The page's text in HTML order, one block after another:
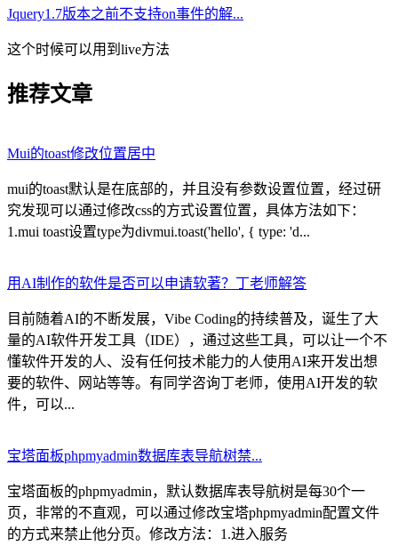
Jquery1.7版本之前不支持on事件的解...
这个时候可以用到live方法
推荐文章
Mui的toast修改位置居中
mui的toast默认是在底部的，并且没有参数设置位置，经过研
究发现可以通过修改css的方式设置位置，具体方法如下：
1.mui toast设置type为divmui.toast('hello', { type: 'd...
用AI制作的软件是否可以申请软著？丁老师解答
目前随着AI的不断发展，Vibe Coding的持续普及，诞生了大
量的AI软件开发工具（IDE），通过这些工具，可以让一个不
懂软件开发的人、没有任何技术能力的人使用AI来开发出想
要的软件、网站等等。有同学咨询丁老师，使用AI开发的软
件，可以...
宝塔面板phpmyadmin数据库表导航树禁...
宝塔面板的phpmyadmin，默认数据库表导航树是每30个一
页，非常的不直观，可以通过修改宝塔phpmyadmin配置文件
的方式来禁止他分页。修改方法：1.进入服务